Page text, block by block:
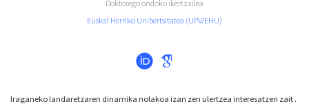
Doktorego ondoko ikertzailea
Euskal Herriko Unibertsitatea (UPV/EHU)
Iraganeko landaretzaren dinamika nolakoa izan zen ulertzea interesatzen zait .